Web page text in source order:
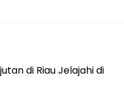
di Riau Jelajahi di